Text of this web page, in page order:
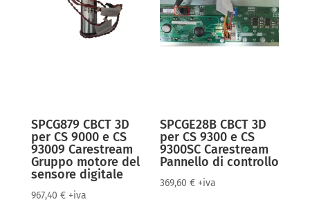
SPCG879 CBCT 3D
per CS 9000 e CS
93009 Carestream
Gruppo motore del
sensore digitale
967,40 € +iva
SPCGE28B CBCT 3D
per CS 9300 e CS
9300SC Carestream
Pannello di controllo
369,60€ +iva